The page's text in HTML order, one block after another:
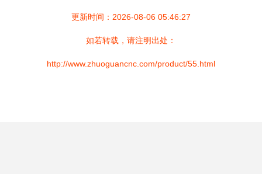
更新时间：2026-08-06 05:46:27
如若转载，请注明出处：
http://www.zhuoguancnc.com/product/55.html